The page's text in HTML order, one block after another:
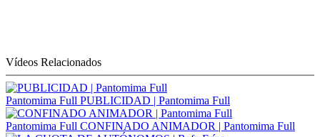
Vídeos Relacionados
Pantomima Full PUBLICIDAD | Pantomima Full
Pantomima Full CONFINADO ANIMADOR | Pantomima Full